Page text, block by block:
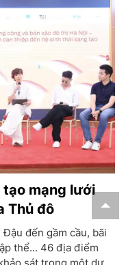
tạo mạng lưới
Thủ đô
đến gầm cầu, bãi
thể... 46 địa điểm